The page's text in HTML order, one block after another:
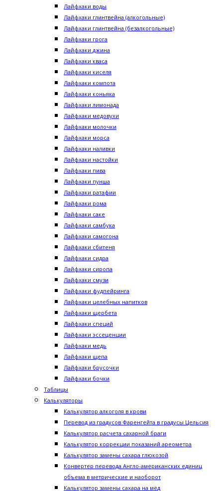
Лайфхаки воды
Лайфхаки глинтвейна (алкогольные)
Лайфхаки глинтвейна (безалкогольные)
Лайфхаки грога
Лайфхаки джина
Лайфхаки кваса
Лайфхаки киселя
Лайфхаки компота
Лайфхаки коньяка
Лайфхаки лимонада
Лайфхаки медовухи
Лайфхаки молочки
Лайфхаки морса
Лайфхаки наливки
Лайфхаки настойки
Лайфхаки пива
Лайфхаки пунша
Лайфхаки ратафии
Лайфхаки рома
Лайфхаки саке
Лайфхаки самбука
Лайфхаки самогона
Лайфхаки сбитеня
Лайфхаки сидра
Лайфхаки сиропа
Лайфхаки смузи
Лайфхаки фудпейринга
Лайфхаки целебных напитков
Лайфхаки щербета
Лайфхаки специй
Лайфхаки эссеценции
Лайфхаки медь
Лайфхаки щепа
Лайфхаки брусочки
Лайфхаки бочки
Таблицы
Калькуляторы
Калькулятор алкоголя в крови
Перевод из градусов Фаренгейта в градусы Цельсия
Калькулятор расчета сахарной браги
Калькулятор коррекции показаний ареометра
Калькулятор замены сахара глюкозой
Конвертер перевода Англо-американских единиц
объема в метрические и наоборот
Калькулятор замены сахара на мёд